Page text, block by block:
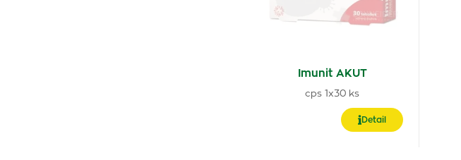
Imunit AKUT
cps 1x30 ks
Detail